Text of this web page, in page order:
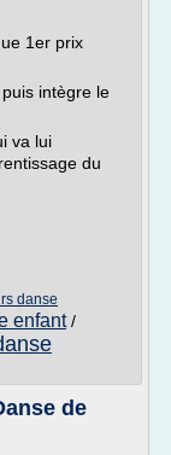
1er prix
intègre le
va lui
du
danse
enfant/
de